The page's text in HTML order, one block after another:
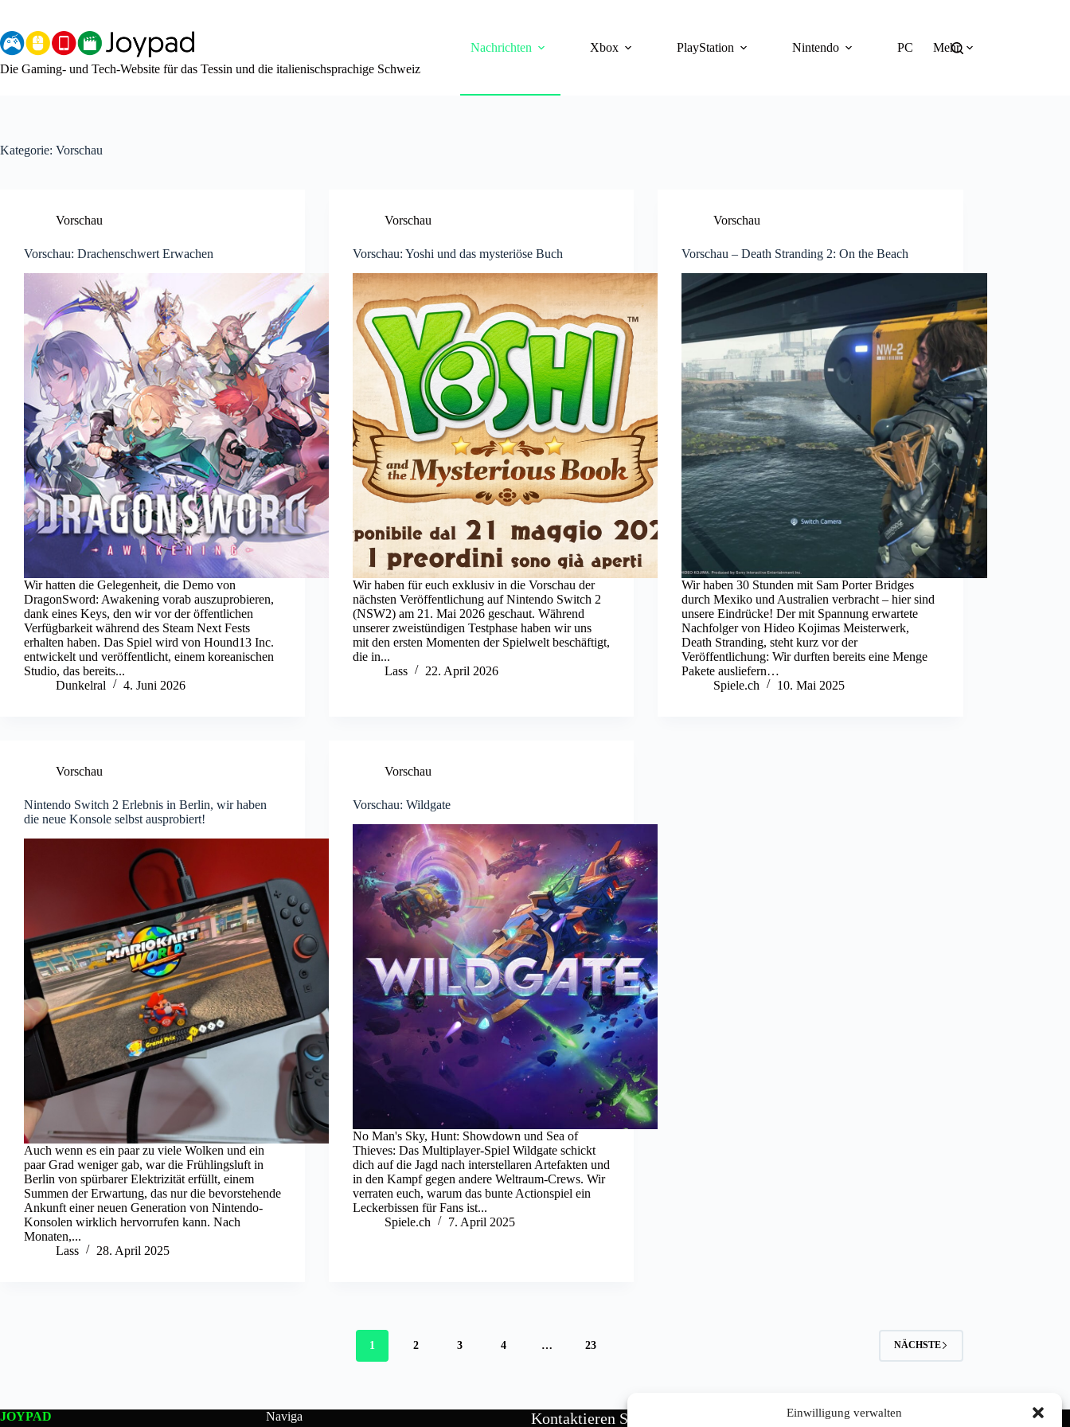
Einwilligung verwalten
springen
Die Gaming- und Tech-Website für das Tessin und die italienischsprachige Schweiz
Nachrichten Xbox PlayStation Nintendo PC Mehr
Kategorie: Vorschau
Vorschau
Vorschau: Drachenschwert Erwachen
Wir hatten die Gelegenheit, die Demo von
DragonSword: Awakening vorab auszuprobieren,
dank eines Keys, den wir vor der öffentlichen
Verfügbarkeit während des Steam Next Fests
erhalten haben. Das Spiel wird von Hound13 Inc.
entwickelt und veröffentlicht, einem koreanischen
Studio, das bereits...
Dunkelral
4. Juni 2026
Vorschau
Vorschau: Yoshi und das mysteriöse Buch
Wir haben für euch exklusiv in die Vorschau der
nächsten Veröffentlichung auf Nintendo Switch 2
(NSW2) am 21. Mai 2026 geschaut. Während
unserer zweistündigen Testphase haben wir uns
mit den ersten Momenten der Spielwelt beschäftigt,
die in...
Lass
22. April 2026
Vorschau
Vorschau – Death Stranding 2: On the Beach
Wir haben 30 Stunden mit Sam Porter Bridges
durch Mexiko und Australien verbracht – hier sind
unsere Eindrücke! Der mit Spannung erwartete
Nachfolger von Hideo Kojimas Meisterwerk,
Death Stranding, steht kurz vor der
Veröffentlichung: Wir durften bereits eine Menge
Pakete ausliefern…
Spiele.ch
10. Mai 2025
Vorschau
Nintendo Switch 2 Erlebnis in Berlin, wir haben
die neue Konsole selbst ausprobiert!
Auch wenn es ein paar zu viele Wolken und ein
paar Grad weniger gab, war die Frühlingsluft in
Berlin von spürbarer Elektrizität erfüllt, einem
Summen der Erwartung, das nur die bevorstehende
Ankunft einer neuen Generation von Nintendo-
Konsolen wirklich hervorrufen kann. Nach
Monaten,...
Lass
28. April 2025
Vorschau
Vorschau: Wildgate
No Man's Sky, Hunt: Showdown und Sea of
Thieves: Das Multiplayer-Spiel Wildgate schickt
dich auf die Jagd nach interstellaren Artefakten und
in den Kampf gegen andere Weltraum-Crews. Wir
verraten euch, warum das bunte Actionspiel ein
Leckerbissen für Fans ist...
Spiele.ch
7. April 2025
1 2 3 4 … 23 NÄCHSTE
JOYPAD Naviga Kontaktieren Sie uns